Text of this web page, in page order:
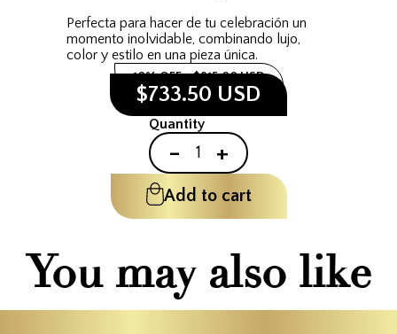
Perfecta para hacer de tu celebración un
momento inolvidable, combinando lujo,
color y estilo en una pieza única.
10% OFF $815.00 USD
$733.50 USD
Quantity
- +
Add to cart
You may also like